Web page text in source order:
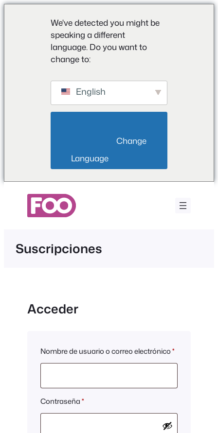
We've detected you might be
speaking a different
language. Do you want to
change to:
English
Language
contenido
Suscripciones
Acceder
Nombre de usuario o correo electrónico*
Contraseña*